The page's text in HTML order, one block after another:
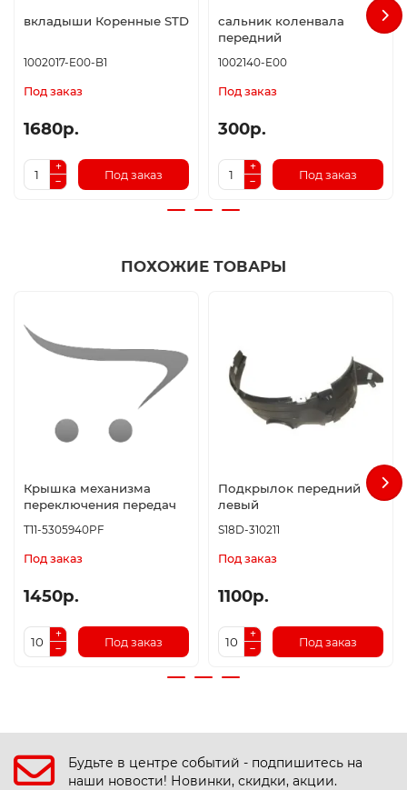
вкладыши Коренные STD
1002017-E00-B1
Под заказ
1680р.
Под заказ
сальник коленвала
передний
1002140-E00
Под заказ
300р.
Под заказ
ПОХОЖИЕ ТОВАРЫ
Крышка механизма
переключения передач
T11-5305940PF
Под заказ
1450р.
Под заказ
Подкрылок передний
левый
S18D-310211
Под заказ
1100р.
Под заказ
Будьте в центре событий - подпишитесь на
наши новости! Новинки, скидки, акции.